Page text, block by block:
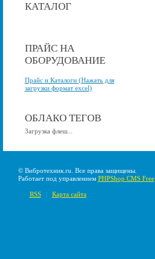
КАТАЛОГ
ПРАЙС НА
ОБОРУДОВАНИЕ
Прайс и Каталоги (Нажать для
загрузки формат excel)
ОБЛАКО ТЕГОВ
Загрузка флеш...
© Вибротехник.ru. Все права защищены.
Работает под управлением PHPShop CMS Free
RSS Карта сайта